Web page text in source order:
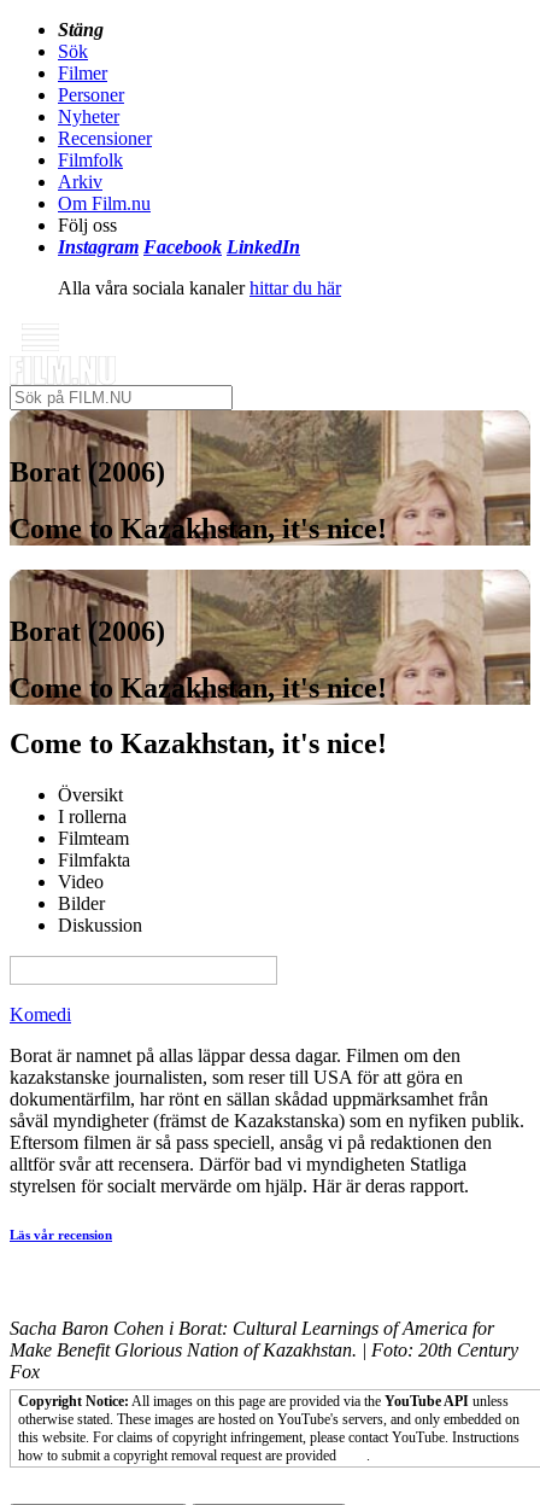
Stäng
Sök
Filmer
Personer
Nyheter
Recensioner
Filmfolk
Arkiv
Om Film.nu
Följ oss
Instagram Facebook LinkedIn
Alla våra sociala kanalerhittar du här
Borat (2006)
Come to Kazakhstan, it's nice!
Borat (2006)
Come to Kazakhstan, it's nice!
Come to Kazakhstan, it's nice!
Översikt
I rollerna
Filmteam
Filmfakta
Video
Bilder
Diskussion
Komedi
Borat är namnet på allas läppar dessa dagar. Filmen om den
kazakstanske journalisten, som reser till USA för att göra en
dokumentärfilm, har rönt en sällan skådad uppmärksamhet från
såväl myndigheter (främst de Kazakstanska) som en nyfiken publik.
Eftersom filmen är så pass speciell, ansåg vi på redaktionen den
alltför svår att recensera. Därför bad vi myndigheten Statliga
styrelsen för socialt mervärde om hjälp. Här är deras rapport.
Läs vår recension
Sacha Baron Cohen i Borat: Cultural Learnings of America for
Make Benefit Glorious Nation of Kazakhstan. | Foto: 20th Century
Fox
Copyright Notice: All images on this page are provided via the YouTube API unless
otherwise stated. These images are hosted on YouTube's servers, and only embedded on
this website. For claims of copyright infringement, please contact YouTube. Instructions
how to submit a copyright removal request are provided
.